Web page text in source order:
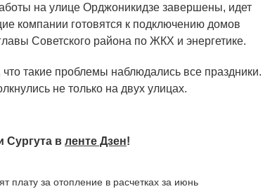
на улице Орджоникидзе завершены, идет
компании готовятся к подключению домов
Советского района по ЖКХ и энергетике.
такие проблемы наблюдались все праздники.
не только на двух улицах.
Сургута в ленте Дзен!
плату за отопление в расчетках за июнь